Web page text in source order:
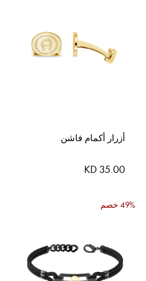
أزرار أكمام فاشن
KD 35.00
49% خصم